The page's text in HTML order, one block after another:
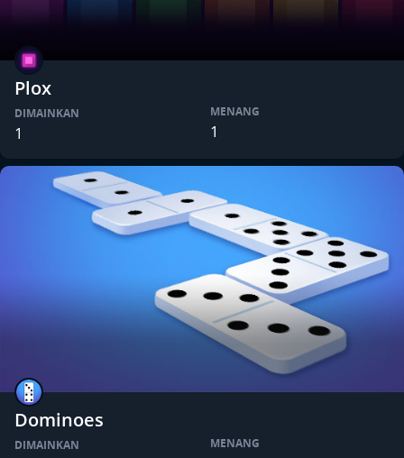
Plox
DIMAINKAN
1
MENANG
1
Dominoes
DIMAINKAN MENANG